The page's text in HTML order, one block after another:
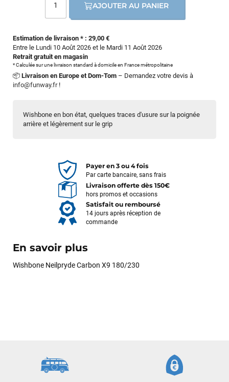
Wishbone en bon état, quelques traces d'usure sur la poignée
arrière et légèrement sur le grip
Estimation de livraison * : 29,00 €
Entre le Lundi 10 Août 2026 et le Mardi 11 Août 2026
Retrait gratuit en magasin
* Calculée sur une livraison standard à domicile en France métropolitaine
📦 Livraison en Europe et Dom-Tom – Demandez votre devis à
info@funway.fr!
AJOUTER AU PANIER
Payer en 3 ou 4 fois
Par carte bancaire, sans frais
Livraison offerte dès 150€
hors promos et occasions
Satisfait ou remboursé
14 jours après réception de
commande
En savoir plus
Wishbone Neilpryde Carbon X9 180/230
le lendemain, et j’ai bien reçu tout le matériel dans un colis
propre et soigné. Plus qu’à tester ça sur l’eau ! Je